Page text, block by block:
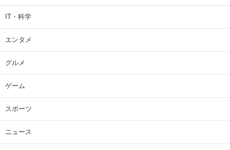
IT・科学
エンタメ
グルメ
ゲーム
スポーツ
ニュース